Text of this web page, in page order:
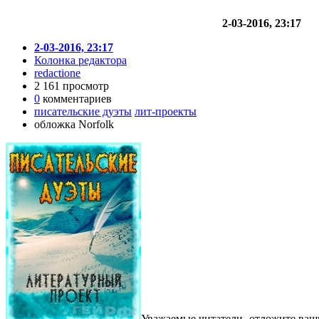
2-03-2016, 23:17
2-03-2016, 23:17
Колонка редактора
redactione
2 161 просмотр
0 комментариев
писательские дуэты лит-проекты
обложка Norfolk